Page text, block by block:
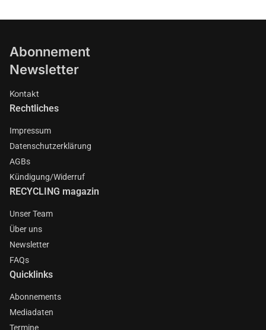
Abonnement
Newsletter
Kontakt
Rechtliches
Impressum
Datenschutzerklärung
AGBs
Kündigung/Widerruf
RECYCLING magazin
Unser Team
Über uns
Newsletter
FAQs
Quicklinks
Abonnements
Mediadaten
Termine